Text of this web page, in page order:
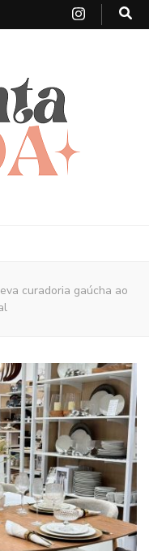
curadoria gaúcha ao